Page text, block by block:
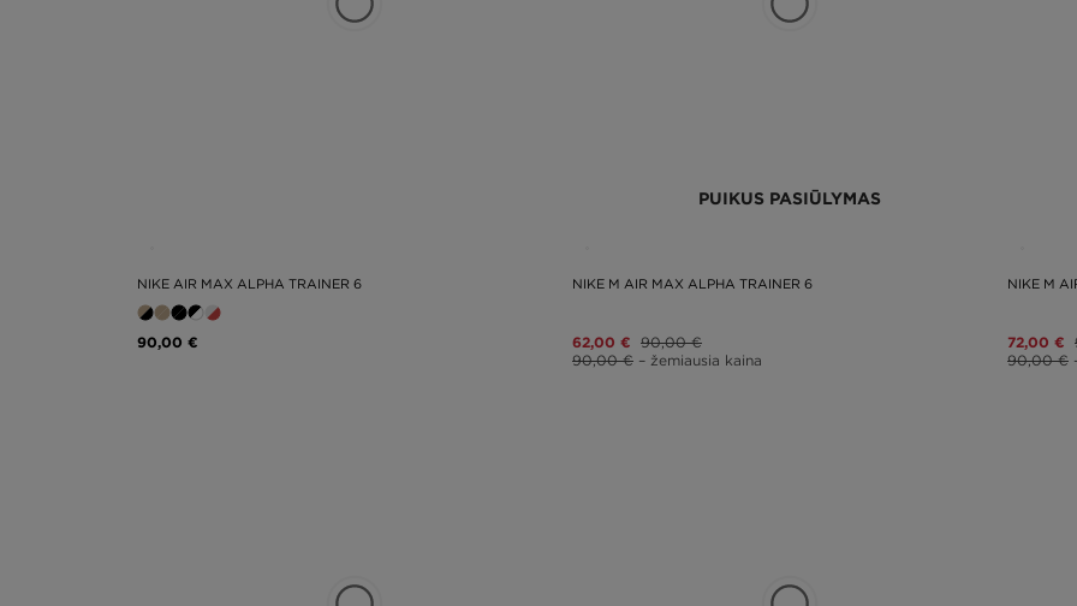
NIKE AIR MAX ALPHA TRAINER 6
90,00 €
PUIKUS PASIŪLYMAS
NIKE M AIR MAX ALPHA TRAINER 6
62,00 € 90,00 €
90,00 € – žemiausia kaina
NIKE M
72,00 €
90,00 €